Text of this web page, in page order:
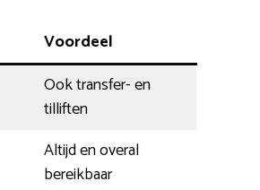
Voordeel
Ook transfer- en
tilliften
Altijd en overal
bereikbaar